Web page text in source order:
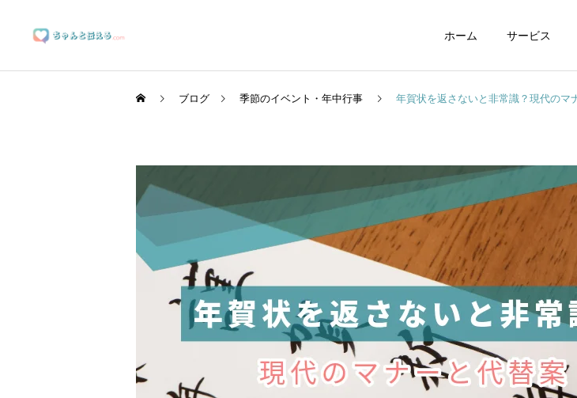
ホーム サービス
WEBデザイン
マーケティングサポート 動画制作編集
ブログ 季節のイベント・年中行事 年賀状を返さないと非常識？現代のマ